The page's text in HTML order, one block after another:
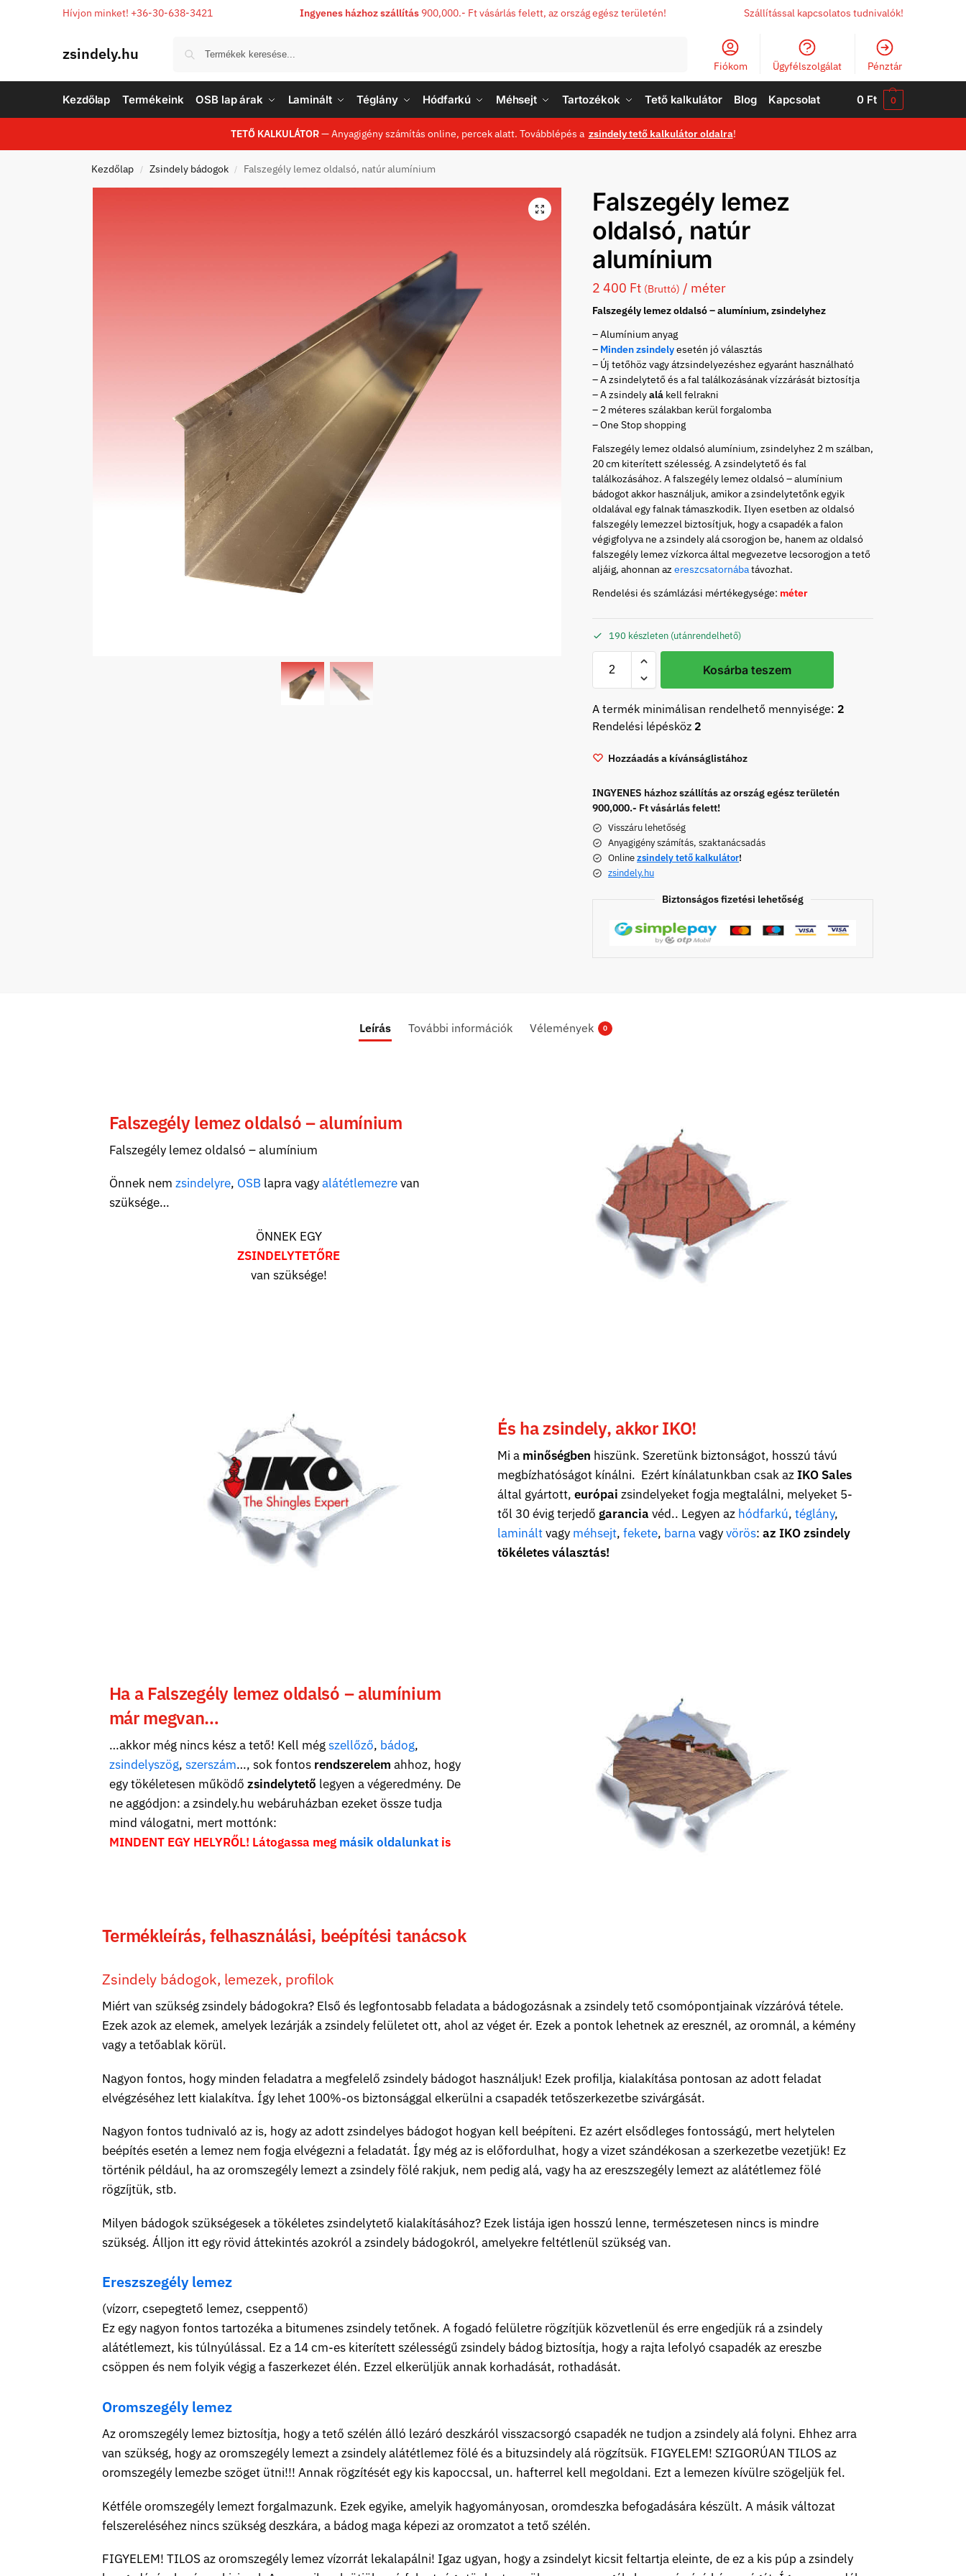
Hívjon minket! +36-30-638-3421 Ingyenes házhoz szállítás 900,000.- Ft vásárlás felett, az ország egész területén! Szállítással kapcsolatos tudnivalók!
zsindely.hu
Fiókom Ügyfélszolgálat Pénztár
Kezdőlap Termékeink OSB lap árak Laminált Téglány Hódfarkú Méhsejt Tartozékok Tető kalkulátor Blog Kapcsolat 0 Ft 0
TETŐ KALKULÁTOR— Anyagigény számítás online, percek alatt. Továbblépés a zsindely tető kalkulátor oldalra!
Kezdőlap / Zsindely bádogok / Falszegély lemez oldalsó, natúr alumínium
Falszegély lemez
oldalsó, natúr
alumínium
2 400 Ft (Bruttó) / méter
Falszegély lemez oldalsó – alumínium, zsindelyhez
– Alumínium anyag
– Minden zsindelyesetén jó választás
– Új tetőhöz vagy átzsindelyezéshez egyaránt használható
– A zsindelytető és a fal találkozásának vízzárását biztosítja
– A zsindelyalá kell felrakni
– 2 méteres szálakban kerül forgalomba
– One Stop shopping
Falszegély lemez oldalsó alumínium, zsindelyhez 2 m szálban,
20 cm kiterített szélesség. A zsindelytető és fal
találkozásához. A falszegély lemez oldalsó – alumínium
bádogot akkor használjuk, amikor a zsindelytetőnk egyik
oldalával egy falnak támaszkodik. Ilyen esetben az oldalsó
falszegély lemezzel biztosítjuk, hogy a csapadék a falon
végigfolyva ne a zsindely alá csorogjon be, hanem az oldalsó
falszegély lemez vízkorca által megvezetve lecsorogjon a tető
aljáig, ahonnan azereszcsatornábatávozhat.
Rendelési és számlázási mértékegysége: méter
190 készleten (utánrendelhető)
Kosárba teszem
A termék minimálisan rendelhető mennyisége: 2
Rendelési lépésköz 2
Hozzáadás a kívánságlistához
INGYENES házhoz szállítás az ország egész területén
900,000.- Ft vásárlás felett!
Visszáru lehetőség
Anyagigény számítás, szaktanácsadás
Onlinezsindely tető kalkulátor!
zsindely.hu
Biztonságos fizetési lehetőség
Leírás További információk Vélemények 0
Falszegély lemez oldalsó – alumínium
Falszegély lemez oldalsó – alumínium
Önnek nem zsindelyre, OSB lapra vagyalátétlemezrevan
szüksége…
ÖNNEK EGY
ZSINDELYTETŐRE
van szüksége!
És ha zsindely, akkor IKO!
Mi a minőségben hiszünk. Szeretünk biztonságot, hosszú távú
megbízhatóságot kínálni. Ezért kínálatunkban csak azIKO Sales
által gyártott, európai zsindelyeket fogja megtalálni, melyeket 5-
től 30 évig terjedő garancia véd.. Legyen az hódfarkú, téglány,
lamináltvagy méhsejt, fekete, barnavagyvörös: az IKO zsindely
tökéletes választás!
Ha a Falszegély lemez oldalsó – alumínium
már megvan…
…akkor még nincs kész a tető! Kell mégszellőző, bádog,
zsindelyszög, szerszám…, sok fontos rendszerelem ahhoz, hogy
egy tökéletesen működő zsindelytető legyen a végeredmény. De
ne aggódjon: a zsindely.hu webáruházban ezeket össze tudja
mind válogatni, mert mottónk:
MINDENT EGY HELYRŐL! Látogassa megmásik oldalunkatis
Termékleírás, felhasználási, beépítési tanácsok
Zsindely bádogok, lemezek, profilok
Miért van szükség zsindely bádogokra? Első és legfontosabb feladata a bádogozásnak a zsindely tető csomópontjainak vízzáróvá tétele.
Ezek azok az elemek, amelyek lezárják a zsindely felületet ott, ahol az véget ér. Ezek a pontok lehetnek az eresznél, az oromnál, a kémény
vagy a tetőablak körül.
Nagyon fontos, hogy minden feladatra a megfelelő zsindely bádogot használjuk! Ezek profilja, kialakítása pontosan az adott feladat
elvégzéséhez lett kialakítva. Így lehet 100%-os biztonsággal elkerülni a csapadék tetőszerkezetbe szivárgását.
Nagyon fontos tudnivaló az is, hogy az adott zsindelyes bádogot hogyan kell beépíteni. Ez azért elsődleges fontosságú, mert helytelen
beépítés esetén a lemez nem fogja elvégezni a feladatát. Így még az is előfordulhat, hogy a vizet szándékosan a szerkezetbe vezetjük! Ez
történik például, ha az oromszegély lemezt a zsindely fölé rakjuk, nem pedig alá, vagy ha az ereszszegély lemezt az alátétlemez fölé
rögzíjtük, stb.
Milyen bádogok szükségesek a tökéletes zsindelytető kialakításához? Ezek listája igen hosszú lenne, természetesen nincs is mindre
szükség. Álljon itt egy rövid áttekintés azokról a zsindely bádogokról, amelyekre feltétlenül szükség van.
Ereszszegély lemez
(vízorr, csepegtető lemez, cseppentő)
Ez egy nagyon fontos tartozéka a bitumenes zsindely tetőnek. A fogadó felületre rögzítjük közvetlenül és erre engedjük rá a zsindely
alátétlemezt, kis túlnyúlással. Ez a 14 cm-es kiterített szélességű zsindely bádog biztosítja, hogy a rajta lefolyó csapadék az ereszbe
csöppen és nem folyik végig a faszerkezet élén. Ezzel elkerüljük annak korhadását, rothadását.
Oromszegély lemez
Az oromszegély lemez biztosítja, hogy a tető szélén álló lezáró deszkáról visszacsorgó csapadék ne tudjon a zsindely alá folyni. Ehhez arra
van szükség, hogy az oromszegély lemezt a zsindely alátétlemez fölé és a bituzsindely alá rögzítsük. FIGYELEM! SZIGORÚAN TILOS az
oromszegély lemezbe szöget ütni!!! Annak rögzítését egy kis kapoccsal, un. hafterrel kell megoldani. Ezt a lemezen kívülre szögeljük fel.
Kétféle oromszegély lemezt forgalmazunk. Ezek egyike, amelyik hagyományosan, oromdeszka befogadására készült. A másik változat
felszereléséhez nincs szükség deszkára, a bádog maga képezi az oromzatot a tető szélén.
FIGYELEM! TILOS az oromszegély lemez vízorrát lekalapálni! Igaz ugyan, hogy a zsindelyt kicsit feltartja eleinte, de ez a kis púp a zsindely